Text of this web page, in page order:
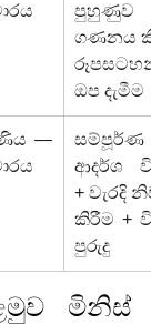
පුහුණුව
ගණනය
රූපසටහන්
ඔප දැමීම
—
සම්පූර්ණ
ආදර්ශ
+ වැරදි
කිරීම +
පුරුදු
මිනිස්